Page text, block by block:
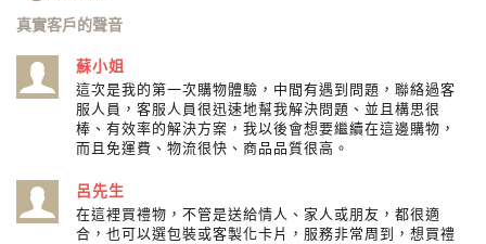
真實客戶的聲音
蘇小姐
這次是我的第一次購物體驗，中間有遇到問題，聯絡過客
服人員，客服人員很迅速地幫我解決問題、並且構思很
棒、有效率的解決方案，我以後會想要繼續在這邊購物，
而且免運費、物流很快、商品品質很高。
呂先生
在這裡買禮物，不管是送給情人、家人或朋友，都很適
合，也可以選包裝或客製化卡片，服務非常周到，想買禮